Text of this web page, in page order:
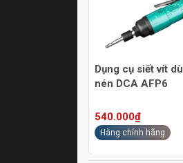
Dụng cụ siết vít
nén DCA AFP6
540.000₫
Hàng chính hãng